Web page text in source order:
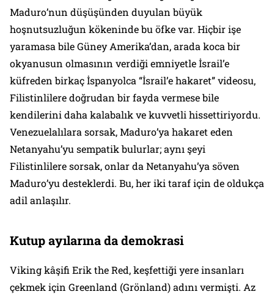
Maduro’nun düşüşünden duyulan büyük
hoşnutsuzluğun kökeninde bu öfke var. Hiçbir işe
yaramasa bile Güney Amerika’dan, arada koca bir
okyanusun olmasının verdiği emniyetle İsrail’e
küfreden birkaç İspanyolca “İsrail’e hakaret” videosu,
Filistinlilere doğrudan bir fayda vermese bile
kendilerini daha kalabalık ve kuvvetli hissettiriyordu.
Venezuelalılara sorsak, Maduro’ya hakaret eden
Netanyahu’yu sempatik bulurlar; aynı şeyi
Filistinlilere sorsak, onlar da Netanyahu’ya söven
Maduro’yu desteklerdi. Bu, her iki taraf için de oldukça
adil anlaşılır.
Kutup ayılarına da demokrasi
Viking kâşifi Erik the Red, keşfettiği yere insanları
çekmek için Greenland (Grönland) adını vermişti. Az